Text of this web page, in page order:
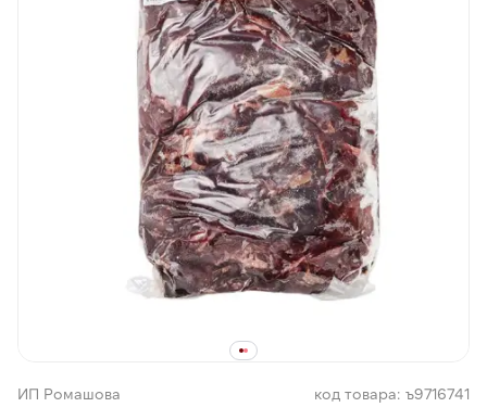
ИП Ромашова код товара: ъ9716741